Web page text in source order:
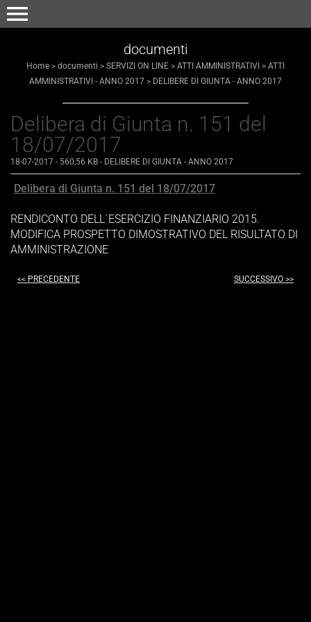
menu
documenti
Home > documenti > SERVIZI ON LINE > ATTI AMMINISTRATIVI > ATTI
AMMINISTRATIVI - ANNO 2017 > DELIBERE DI GIUNTA - ANNO 2017
Delibera di Giunta n. 151 del
18/07/2017
18-07-2017 - 560,56 KB - DELIBERE DI GIUNTA - ANNO 2017
Delibera di Giunta n. 151 del 18/07/2017
RENDICONTO DELL´ESERCIZIO FINANZIARIO 2015.
MODIFICA PROSPETTO DIMOSTRATIVO DEL RISULTATO DI
AMMINISTRAZIONE
<< PRECEDENTE SUCCESSIVO >>